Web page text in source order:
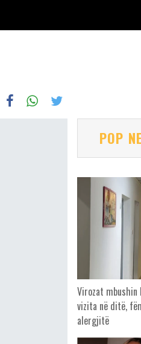
POP
Virozat
vizita në ditë,
alergjitë